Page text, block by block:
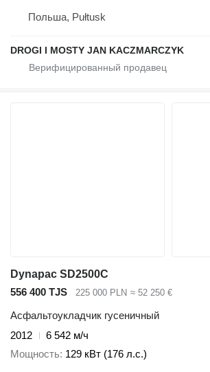
Польша, Pułtusk
DROGI I MOSTY JAN KACZMARCZYK
Dynapac SD2500C
556 400 TJS
225 000 PLN ≈ 52 250 €
Асфальтоукладчик гусеничный
2012
6 542 м/ч
Мощность 129 кВт (176 л.с.)